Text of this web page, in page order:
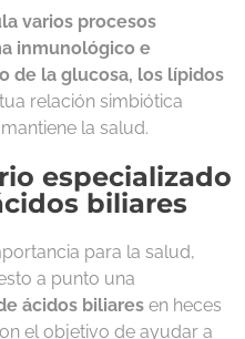
varios procesos
inmunológico e
de la glucosa, los lípidos
relación simbiótica
la salud.
especializado
biliares
para la salud,
a punto una
ácidos biliares en heces
el objetivo de ayudar a